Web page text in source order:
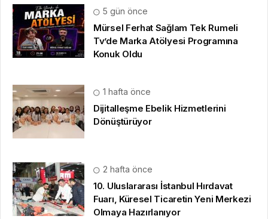
5 gün önce
Mürsel Ferhat Sağlam Tek Rumeli
Tv’de Marka Atölyesi Programına
Konuk Oldu
1 hafta önce
Dijitalleşme Ebelik Hizmetlerini
Dönüştürüyor
2 hafta önce
10. Uluslararası İstanbul Hırdavat
Fuarı, Küresel Ticaretin Yeni Merkezi
Olmaya Hazırlanıyor